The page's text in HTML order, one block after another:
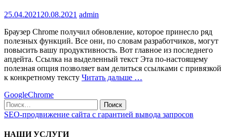
25.04.2021 20.08.2021 admin
Браузер Chrome получил обновление, которое принесло ряд
полезных функций. Все они, по словам разработчиков, могут
повысить вашу продуктивность. Вот главное из последнего
апдейта. Ссылка на выделенный текст Эта по-настоящему
полезная опция позволяет вам делиться ссылками с привязкой
к конкретному тексту Читать дальше …
GoogleChrome
Поиск
по:
SEO-продвижение сайта с гарантией вывода запросов
НАШИ УСЛУГИ